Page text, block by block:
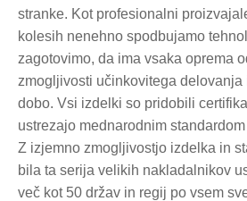
stranke. Kot profesionalni
kolesih nenehno spodbujamo
zagotovimo, da ima vsaka oprema
zmogljivosti učinkovitega
dobo. Vsi izdelki so pridobili
ustrezajo mednarodnim
Z izjemno zmogljivostjo izdelka in
bila ta serija velikih nakladalnikov
več kot 50 držav in regij po vsem